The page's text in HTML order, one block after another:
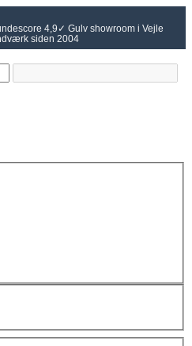
4,9 ✓ Gulv showroom i Vejle
siden 2004